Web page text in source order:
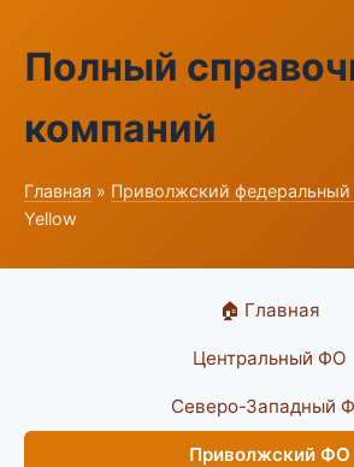
Полный
компаний
Главная » Приволжский федеральный
Yellow
🏠 Главная
Центральный ФО
Северо-Западный
Приволжский ФО